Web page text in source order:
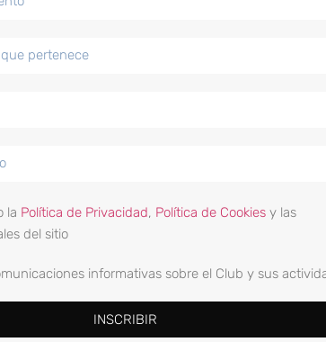
la Política de Privacidad, Política de Cookies y las
del sitio
informativas sobre el Club y sus
INSCRIBIR